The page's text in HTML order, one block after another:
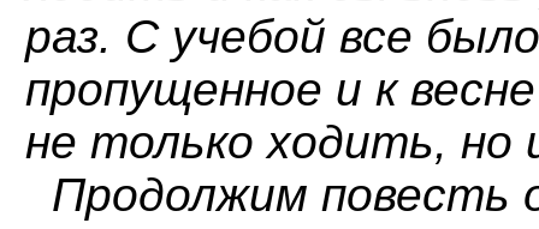
раз. С учебой все
пропущенное и к
не только ходить, но
Продолжим повесть